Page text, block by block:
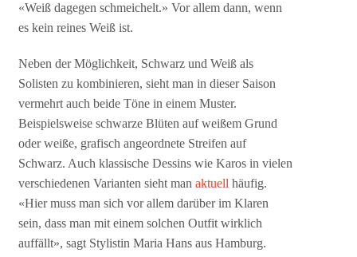
«Weiß dagegen schmeichelt.» Vor allem dann, wenn
es kein reines Weiß ist.
Neben der Möglichkeit, Schwarz und Weiß als
Solisten zu kombinieren, sieht man in dieser Saison
vermehrt auch beide Töne in einem Muster.
Beispielsweise schwarze Blüten auf weißem Grund
oder weiße, grafisch angeordnete Streifen auf
Schwarz. Auch klassische Dessins wie Karos in vielen
verschiedenen Varianten sieht manaktuell häufig.
«Hier muss man sich vor allem darüber im Klaren
sein, dass man mit einem solchen Outfit wirklich
auffällt», sagt Stylistin Maria Hans aus Hamburg.